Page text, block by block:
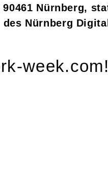
Nürnberg,
Nürnberg
week.com!